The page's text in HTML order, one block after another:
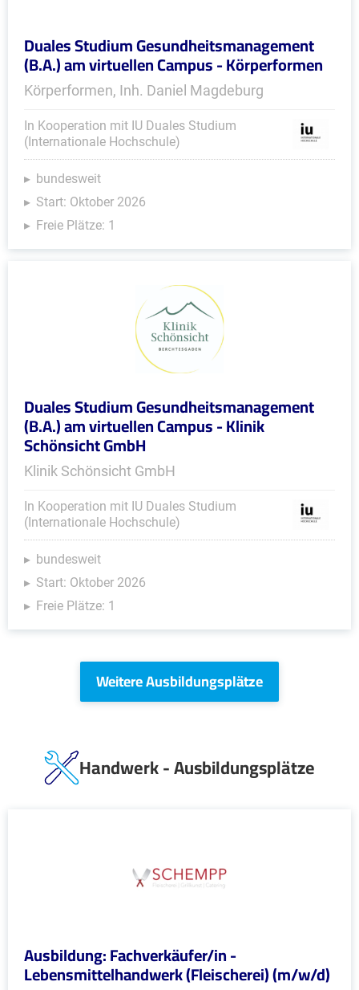
Duales Studium Gesundheitsmanagement
(B.A.) am virtuellen Campus - Körperformen
Körperformen, Inh. Daniel Magdeburg
In Kooperation mit IU Duales Studium
(Internationale Hochschule)
bundesweit
Start: Oktober 2026
Freie Plätze: 1
Duales Studium Gesundheitsmanagement
(B.A.) am virtuellen Campus - Klinik
Schönsicht GmbH
Klinik Schönsicht GmbH
In Kooperation mit IU Duales Studium
(Internationale Hochschule)
bundesweit
Start: Oktober 2026
Freie Plätze: 1
Weitere Ausbildungsplätze
Handwerk - Ausbildungsplätze
Ausbildung: Fachverkäufer/in -
Lebensmittelhandwerk (Fleischerei) (m/w/d)